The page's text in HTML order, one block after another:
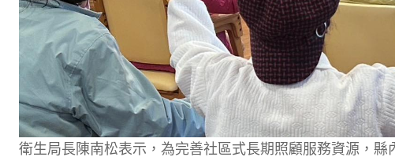
衛生局長陳南松表示，為完善社區式長期照顧服務資源，